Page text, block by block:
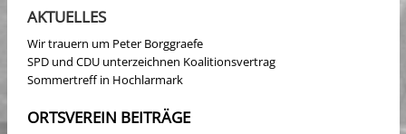
AKTUELLES
Wir trauern um Peter Borggraefe
SPD und CDU unterzeichnen Koalitionsvertrag
Sommertreff in Hochlarmark
ORTSVEREIN BEITRÄGE